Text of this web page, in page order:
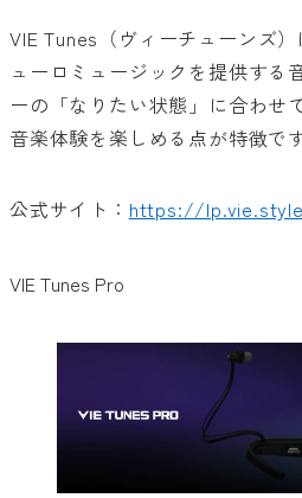
VIE Tunes（ヴィーチューンズ
ューロミュージックを提供する
ーの「なりたい状態」に合わせ
音楽体験を楽しめる点が特徴です
公式サイト： https://
VIE Tunes Pro